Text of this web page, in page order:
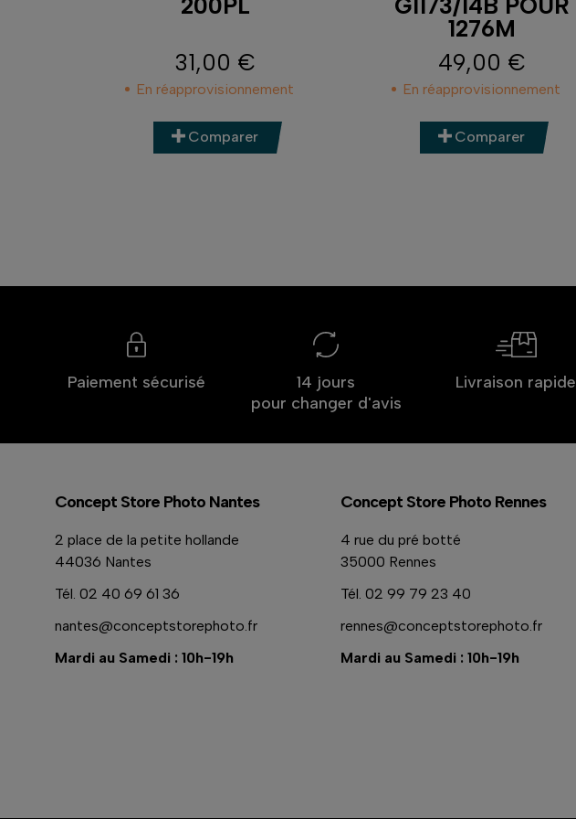
Prix
31,00 €
En réapprovisionnement
Comparer
1276M
Prix
49,00 €
En réapprovisionnement
Comparer
Paiement sécurisé
14 jours
pour changer d'avis
Livraison rapide
Concept Store Photo Nantes
2 place de la petite hollande
44036 Nantes
Tél. 02 40 69 61 36
nantes@conceptstorephoto.fr
Mardi au Samedi : 10h-19h
Concept Store Photo Rennes
4 rue du pré botté
35000 Rennes
Tél. 02 99 79 23 40
rennes@conceptstorephoto.fr
Mardi au Samedi : 10h-19h